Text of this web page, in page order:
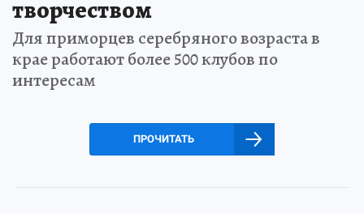
творчеством
Для приморцев серебряного возраста в
крае работают более 500 клубов по
интересам
ПРОЧИТАТЬ